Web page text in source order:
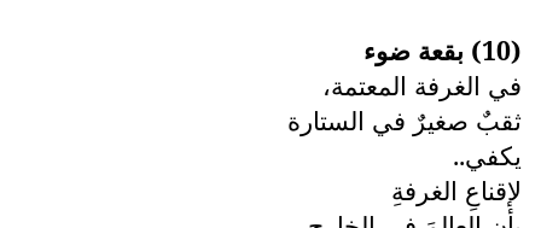
(10) بقعة ضوء
في الغرفة المعتمة،
ثقبٌ صغيرٌ في الستارة
يكفي..
لإقناعِ الغرفةِ